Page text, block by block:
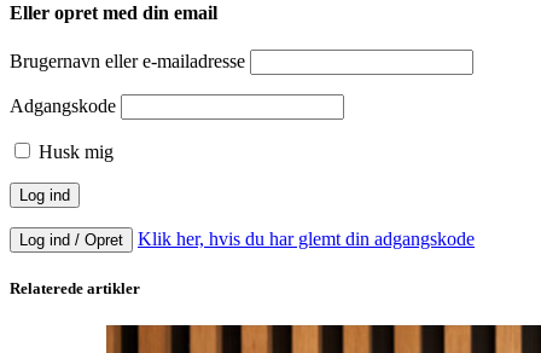
Eller opret med din email
Brugernavn eller e-mailadresse
Adgangskode
Husk mig
Log ind / Opret Klik her, hvis du har glemt din adgangskode
Relaterede artikler